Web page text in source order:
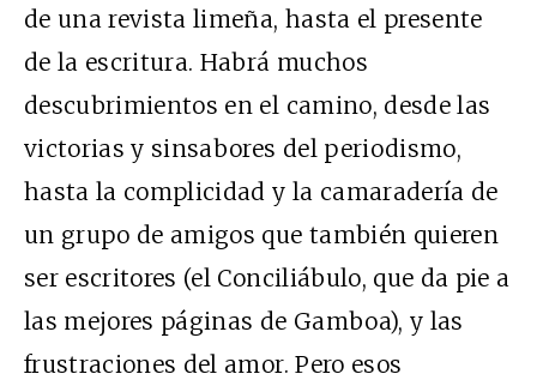
de una revista limeña, hasta el presente
de la escritura. Habrá muchos
descubrimientos en el camino, desde las
victorias y sinsabores del periodismo,
hasta la complicidad y la camaradería de
un grupo de amigos que también quieren
ser escritores (el Conciliábulo, que da pie a
las mejores páginas de Gamboa), y las
frustraciones del amor. Pero esos